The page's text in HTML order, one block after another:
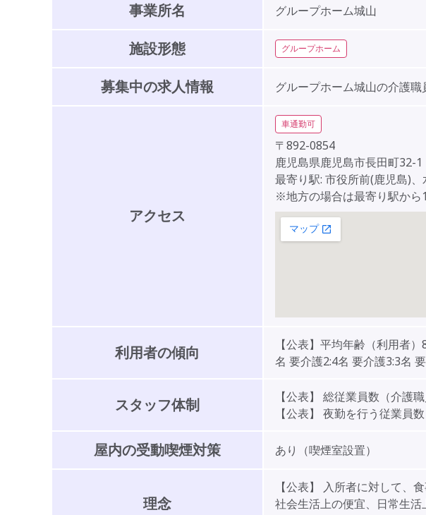
事業所名 グループホーム城山
施設形態 グループホーム
募集中の求人情報 グループホーム城山の介護職
アクセス
車通勤可
〒892-0854
鹿児島県鹿児島市長田町32-1
最寄り駅: 市役所前(鹿児島)
※地方の場合は最寄り駅から
利用者の傾向
【公表】平均年齢（利用者
名 要介護2:4名 要介護3:3名
スタッフ体制
【公表】 総従業員数（介
【公表】 夜勤を行う従業員
屋内の受動喫煙対策 あり（喫煙室設置）
理念
【公表】 入所者に対して、
社会生活上の便宜、日常生